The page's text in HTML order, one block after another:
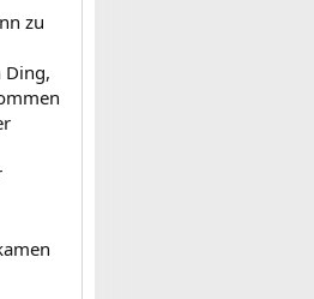
zu
Ding,